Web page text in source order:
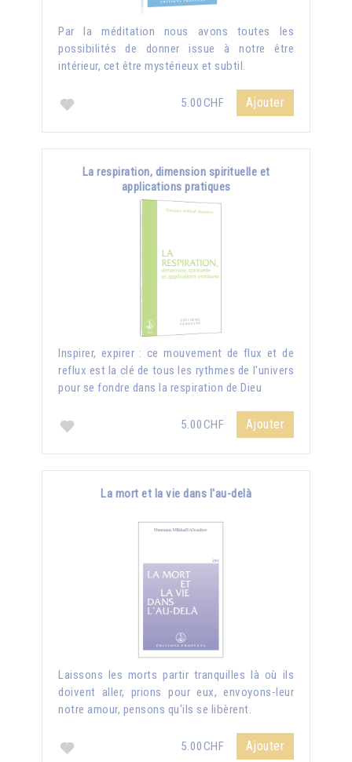
Par la méditation nous avons toutes les
possibilités de donner issue à notre être
intérieur, cet être mystérieux et subtil.
5.00CHF Ajouter
La respiration, dimension spirituelle et
applications pratiques
Inspirer, expirer : ce mouvement de flux et de
reflux est la clé de tous les rythmes de l'univers
pour se fondre dans la respiration de Dieu
5.00CHF Ajouter
La mort et la vie dans l'au-delà
Laissons les morts partir tranquilles là où ils
doivent aller, prions pour eux, envoyons-leur
notre amour, pensons qu'ils se libèrent.
5.00CHF Ajouter